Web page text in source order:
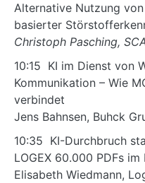
Alternative Nutzung
basierter
Christoph Pasching,
10:15 KI im Dienst von
Kommunikation – Wie
verbindet
Jens Bahnsen, Buhck
10:35 KI-Durchbruch
LOGEX 60.000 PDFs
Elisabeth Wiedmann,